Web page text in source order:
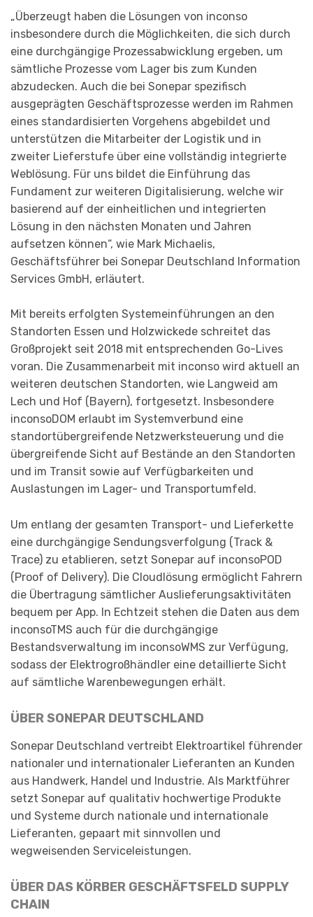
„Überzeugt haben die Lösungen von inconso
insbesondere durch die Möglichkeiten, die sich durch
eine durchgängige Prozessabwicklung ergeben, um
sämtliche Prozesse vom Lager bis zum Kunden
abzudecken. Auch die bei Sonepar spezifisch
ausgeprägten Geschäftsprozesse werden im Rahmen
eines standardisierten Vorgehens abgebildet und
unterstützen die Mitarbeiter der Logistik und in
zweiter Lieferstufe über eine vollständig integrierte
Weblösung. Für uns bildet die Einführung das
Fundament zur weiteren Digitalisierung, welche wir
basierend auf der einheitlichen und integrierten
Lösung in den nächsten Monaten und Jahren
aufsetzen können“, wie Mark Michaelis,
Geschäftsführer bei Sonepar Deutschland Information
Services GmbH, erläutert.
Mit bereits erfolgten Systemeinführungen an den
Standorten Essen und Holzwickede schreitet das
Großprojekt seit 2018 mit entsprechenden Go-Lives
voran. Die Zusammenarbeit mit inconso wird aktuell an
weiteren deutschen Standorten, wie Langweid am
Lech und Hof (Bayern), fortgesetzt. Insbesondere
inconsoDOM erlaubt im Systemverbund eine
standortübergreifende Netzwerksteuerung und die
übergreifende Sicht auf Bestände an den Standorten
und im Transit sowie auf Verfügbarkeiten und
Auslastungen im Lager- und Transportumfeld.
Um entlang der gesamten Transport- und Lieferkette
eine durchgängige Sendungsverfolgung (Track &
Trace) zu etablieren, setzt Sonepar auf inconsoPOD
(Proof of Delivery). Die Cloudlösung ermöglicht Fahrern
die Übertragung sämtlicher Auslieferungsaktivitäten
bequem per App. In Echtzeit stehen die Daten aus dem
inconsoTMS auch für die durchgängige
Bestandsverwaltung im inconsoWMS zur Verfügung,
sodass der Elektrogroßhändler eine detaillierte Sicht
auf sämtliche Warenbewegungen erhält.
ÜBER SONEPAR DEUTSCHLAND
Sonepar Deutschland vertreibt Elektroartikel führender
nationaler und internationaler Lieferanten an Kunden
aus Handwerk, Handel und Industrie. Als Marktführer
setzt Sonepar auf qualitativ hochwertige Produkte
und Systeme durch nationale und internationale
Lieferanten, gepaart mit sinnvollen und
wegweisenden Serviceleistungen.
ÜBER DAS KÖRBER GESCHÄFTSFELD SUPPLY
CHAIN